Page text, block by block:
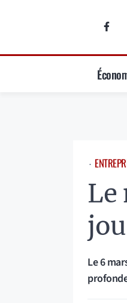
⋅
Le
Le 6